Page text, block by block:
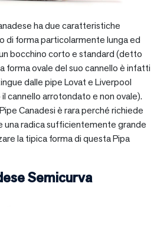
ha due caratteristiche
di forma particolarmente lunga ed
bocchino corto e standard (detto
forma ovale del suo cannello è infatti
dalle pipe Lovat e Liverpool
cannello arrotondato e non ovale).
Canadesi è rara perché richiede
una radica sufficientemente grande
la tipica forma di questa Pipa
Semicurva